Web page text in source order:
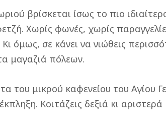
βρίσκεται ίσως το πιο
Χωρίς φωνές, χωρίς
Κι όμως, σε κάνει να νιώθεις
μαγαζιά πόλεων.
του μικρού καφενείου του Αγίου
Κοιτάζεις δεξιά κι